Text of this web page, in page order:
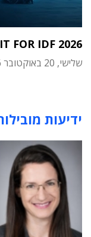
IT FOR IDF 2026
שלישי, 20 באוקטובר 2026
ידיעות